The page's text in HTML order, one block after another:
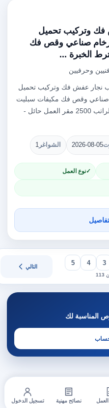
وتركيب تحميل
رخام صناعي وقص فك
الخبرة ...
فنيين وحرفيين
نجار عفش فك وتركيب تحميل
صناعي وقص فك مكيفات سبليت
يشترط الخبرة بالمجال الراتب 2500 مقر العمل حائل -
2026-08-05 الشواغر 1
نوع العمل
3
4
5 التالي
المناسبة لك
حساب
نصائح مهنية تسجيل الدخول